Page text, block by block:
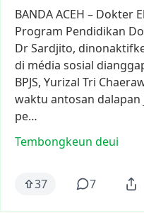
BANDAACEH – Dokter
Program Pendidikan
DrSardjito,
di média sosial
BPJS, Yurizal Tri
waktu antosan dalapan
pe…
Tembongkeun deui
37 7